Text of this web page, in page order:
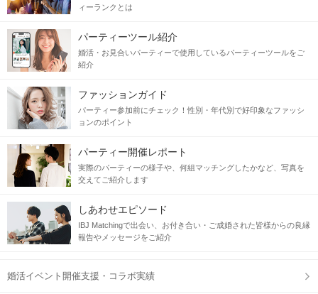
ィーランクとは
パーティーツール紹介
婚活・お見合いパーティーで使用しているパーティーツールをご
紹介
ファッションガイド
パーティー参加前にチェック！性別・年代別で好印象なファッシ
ョンのポイント
パーティー開催レポート
実際のパーティーの様子や、何組マッチングしたかなど、写真を
交えてご紹介します
しあわせエピソード
IBJ Matchingで出会い、お付き合い・ご成婚された皆様からの良縁
報告やメッセージをご紹介
婚活イベント開催支援・コラボ実績